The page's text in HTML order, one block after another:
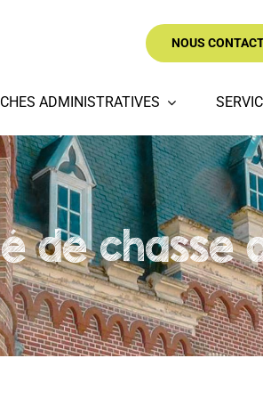
NOUS
ADMINISTRATIVES
de chasse